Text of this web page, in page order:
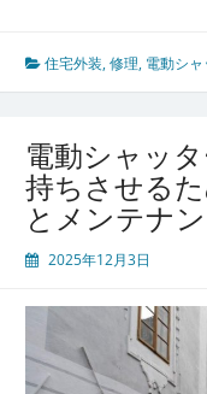
住宅外装,修理, 電動シ
電動シャッ
持ちさせる
とメンテナ
2025年12月3日